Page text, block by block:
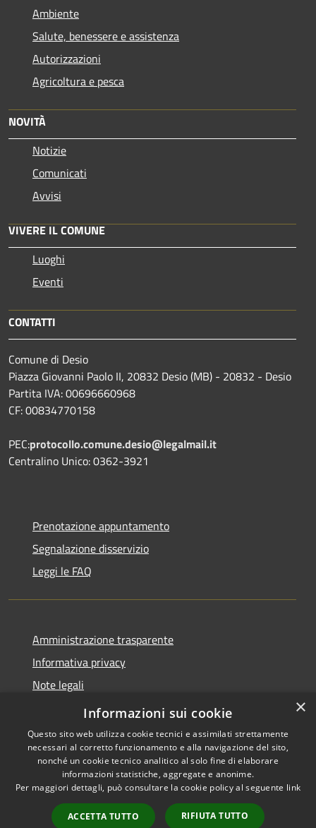
Ambiente
Salute, benessere e assistenza
Autorizzazioni
Agricoltura e pesca
NOVITÀ
Notizie
Comunicati
Avvisi
VIVERE IL COMUNE
Luoghi
Eventi
CONTATTI
Comune di Desio
Piazza Giovanni Paolo II, 20832 Desio (MB) - 20832 - Desio
Partita IVA: 00696660968
CF: 00834770158
PEC:protocollo.comune.desio@legalmail.it
Centralino Unico: 0362-3921
Prenotazione appuntamento
Segnalazione disservizio
Leggi le FAQ
Amministrazione trasparente
Informativa privacy
Note legali
Dichiarazione di accessibilità
Accessibilità
Copyright © 2026 • Comune di
Desio • Powered by
Municipium•
Accesso
×
Informazioni sui cookie
Questo sito web utilizza cookie tecnici e assimilati strettamente
necessari al corretto funzionamento e alla navigazione del sito,
nonché un cookie tecnico analitico al solo fine di elaborare
informazioni statistiche, aggregate e anonime.
Per maggiori dettagli, può consultare la cookie policy al seguente link
ACCETTA TUTTO RIFIUTA TUTTO